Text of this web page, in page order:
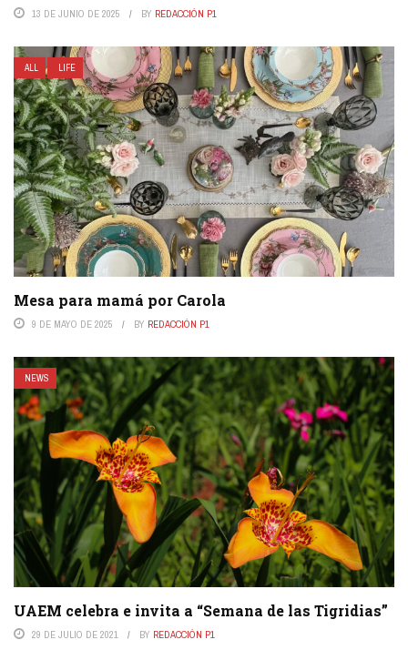
13 DE JUNIO DE 2025 BY REDACCIÓN P1
ALL LIFE
Mesa para mamá por Carola
9 DE MAYO DE 2025 BY REDACCIÓN P1
NEWS
UAEM celebra e invita a “Semana de las Tigridias”
29 DE JULIO DE 2021 BY REDACCIÓN P1